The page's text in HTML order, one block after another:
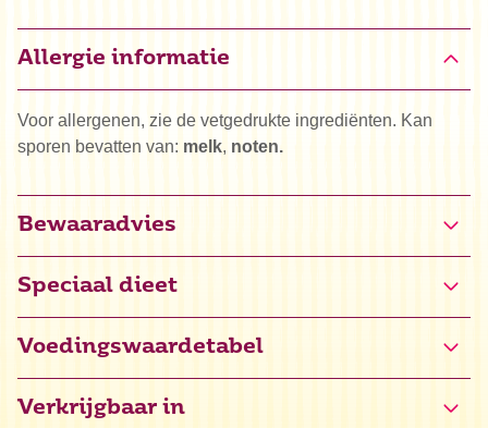
Allergie informatie
Voor allergenen, zie de vetgedrukte ingrediënten. Kan
sporen bevatten van: melk, noten.
Bewaaradvies
Speciaal dieet
Halal
Vegan
Voedingswaardetabel
Verkrijgbaar in